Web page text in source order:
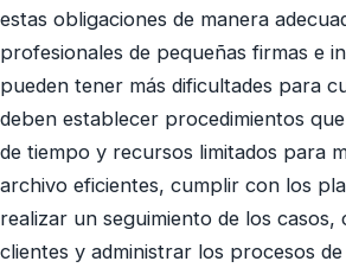
estas obligaciones de manera
profesionales de pequeñas firmas e
pueden tener más dificultades para
deben establecer procedimientos
de tiempo y recursos limitados para
archivo eficientes, cumplir con los
realizar un seguimiento de los casos,
clientes y administrar los procesos